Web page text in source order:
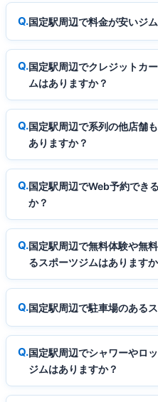
国定駅周辺で料金が安いジ
国定駅周辺でクレジットカ
ムはありますか？
国定駅周辺で系列の他店舗
ありますか？
国定駅周辺でWeb予約でき
か？
国定駅周辺で無料体験や無
るスポーツジムはあります
国定駅周辺で駐車場のある
国定駅周辺でシャワーやロ
ジムはありますか？